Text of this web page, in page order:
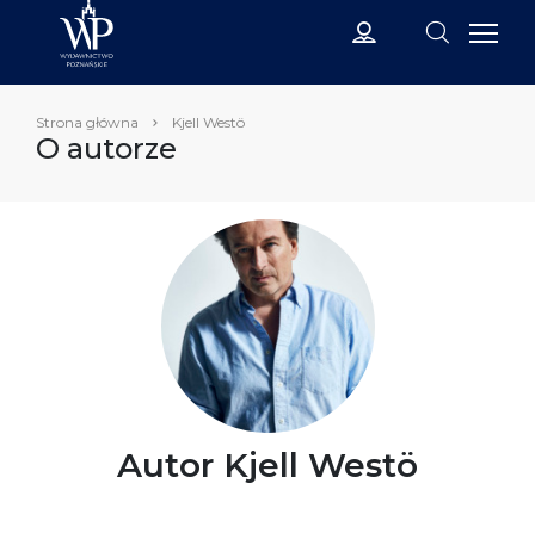
Strona główna Kjell Westö
O autorze
Autor Kjell Westö